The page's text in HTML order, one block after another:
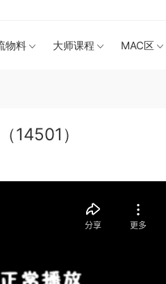
物料 大师课程 MAC区
14501）